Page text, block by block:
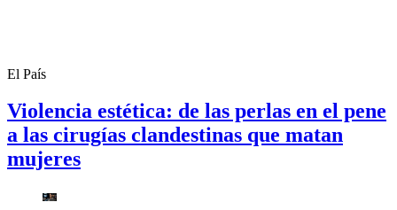
El País
Violencia estética: de las perlas en el pene
a las cirugías clandestinas que matan
mujeres